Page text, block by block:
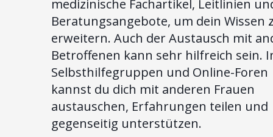
medizinische Fachartikel, Leitlinien
Beratungsangebote, um dein Wissen
erweitern. Auch der Austausch mit
Betroffenen kann sehr hilfreich sein.
Selbsthilfegruppen und Online-Foren
kannst du dich mit anderen Frauen
austauschen, Erfahrungen teilen und
gegenseitig unterstützen.